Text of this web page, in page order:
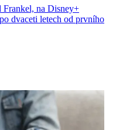
na Disney+
dvaceti letech od prvního